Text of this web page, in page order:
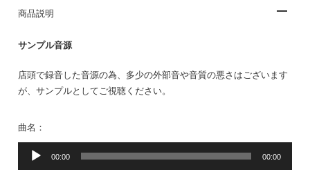
商品説明
サンプル音源
店頭で録音した音源の為、多少の外部音や音質の悪さはございます
が、サンプルとしてご視聴ください。
曲名：
音
00:00 00:00